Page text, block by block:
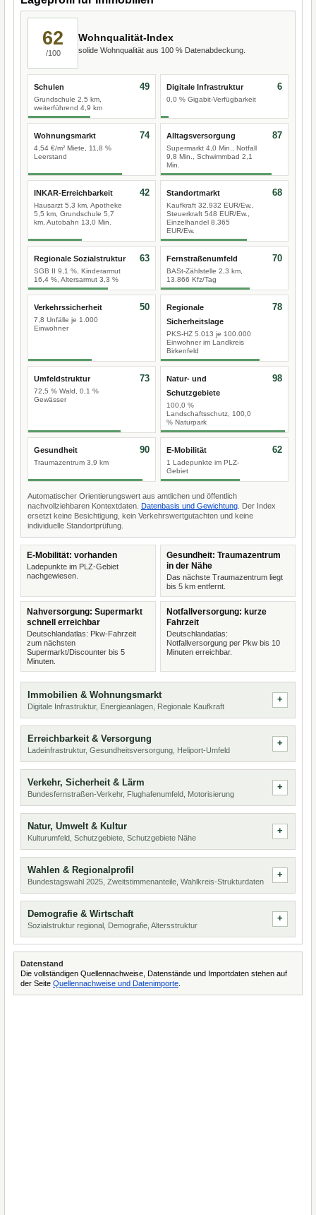
62
/100
Wohnqualität-Index
solide Wohnqualität aus 100 % Datenabdeckung.
Schulen
Grundschule 2,5 km,
weiterführend 4,9 km
49 Digitale Infrastruktur
0,0 % Gigabit-Verfügbarkeit
6
Wohnungsmarkt
4,54 €/m² Miete, 11,8 %
Leerstand
74 Alltagsversorgung
Supermarkt 4,0 Min., Notfall
9,8 Min., Schwimmbad 2,1
Min.
87
INKAR-Erreichbarkeit
Hausarzt 5,3 km, Apotheke
5,5 km, Grundschule 5,7
km, Autobahn 13,0 Min.
42 Standortmarkt
Kaufkraft 32.932 EUR/Ew.,
Steuerkraft 548 EUR/Ew.,
Einzelhandel 8.365
EUR/Ew.
68
Regionale Sozialstruktur
SGB II 9,1 %, Kinderarmut
16,4 %, Altersarmut 3,3 %
63 Fernstraßenumfeld
BASt-Zählstelle 2,3 km,
13.866 Kfz/Tag
70
Verkehrssicherheit
7,8 Unfälle je 1.000
Einwohner
50
Regionale
Sicherheitslage
PKS-HZ 5.013 je 100.000
Einwohner im Landkreis
Birkenfeld
78
Umfeldstruktur
72,5 % Wald, 0,1 %
Gewässer
73
Natur- und
Schutzgebiete
100,0 %
Landschaftsschutz, 100,0
% Naturpark
98
Gesundheit
Traumazentrum 3,9 km
90 E-Mobilität
1 Ladepunkte im PLZ-
Gebiet
62
Automatischer Orientierungswert aus amtlichen und öffentlich
nachvollziehbaren Kontextdaten. Datenbasis und Gewichtung . Der Index
ersetzt keine Besichtigung, kein Verkehrswertgutachten und keine
individuelle Standortprüfung.
E-Mobilität: vorhanden
Ladepunkte im PLZ-Gebiet
nachgewiesen.
Gesundheit: Traumazentrum
in der Nähe
Das nächste Traumazentrum liegt
bis 5 km entfernt.
Nahversorgung: Supermarkt
schnell erreichbar
Deutschlandatlas: Pkw-Fahrzeit
zum nächsten
Supermarkt/Discounter bis 5
Minuten.
Notfallversorgung: kurze
Fahrzeit
Deutschlandatlas:
Notfallversorgung per Pkw bis 10
Minuten erreichbar.
Immobilien & Wohnungsmarkt
Digitale Infrastruktur, Energieanlagen, Regionale Kaufkraft
Erreichbarkeit & Versorgung
Ladeinfrastruktur, Gesundheitsversorgung, Heliport-Umfeld
Verkehr, Sicherheit & Lärm
Bundesfernstraßen-Verkehr, Flughafenumfeld, Motorisierung
Natur, Umwelt & Kultur
Kulturumfeld, Schutzgebiete, Schutzgebiete Nähe
Wahlen & Regionalprofil
Bundestagswahl 2025, Zweitstimmenanteile, Wahlkreis-Strukturdaten
Demografie & Wirtschaft
Sozialstruktur regional, Demografie, Altersstruktur
Datenstand
Die vollständigen Quellennachweise, Datenstände und Importdaten stehen auf
der Seite Quellennachweise und Datenimporte